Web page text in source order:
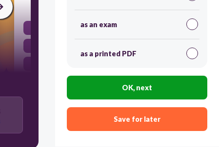
やっと
as an exam
as a printed PDF
OK, next
Save for later